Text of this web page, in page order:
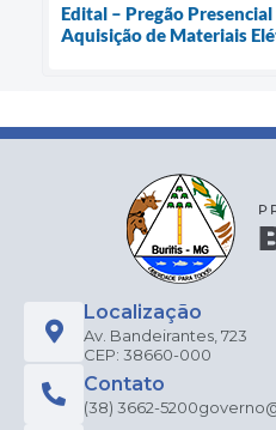
Edital – Pregão
Aquisição de Materiais
Localização
Av. Bandeirantes, 723
CEP: 38660-000
Contato
(38) 3662-5200